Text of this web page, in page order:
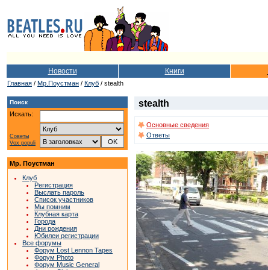
Новости Книги
Главная / Мр.Поустман / Клуб / stealth
Поиск
Искать:
Советы
Vox populi
Мр. Поустман
Клуб
Регистрация
Выслать пароль
Список участников
Мы помним
Клубная карта
Города
Дни рождения
Юбилеи регистрации
Все форумы
Форум Lost Lennon Tapes
Форум Photo
Форум Music General
stealth
Основные сведения
Ответы